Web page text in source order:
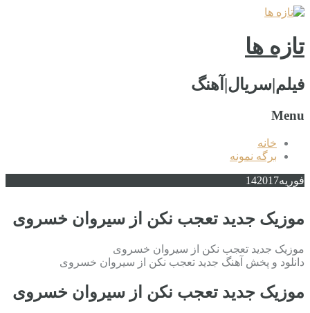
تازه ها
فیلم|سریال|آهنگ
Menu
خانه
برگه نمونه
فوریه 142017
موزیک جدید تعجب نکن از سیروان خسروی
موزیک جدید تعجب نکن از سیروان خسروی
دانلود و پخش آهنگ جدید تعجب نکن از سیروان خسروی
موزیک جدید تعجب نکن از سیروان خسروی